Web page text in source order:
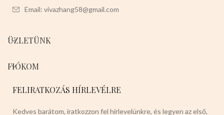
Email: vivazhang58@gmail.com
ÜZLETÜNK
FIÓKOM
FELIRATKOZÁS HÍRLEVÉLRE
Kedves barátom, iratkozzon fel hírlevelünkre, és legyen az első,